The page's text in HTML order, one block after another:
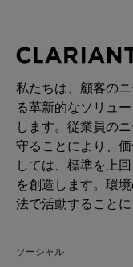
FDA
Performance
maintains
emulsion
enhanced
improved
stability)
Fatty alcohol
用途
Emulsion
Appearance:
pH value:
Solubility:
Density:
Crystallisation
Styrene/
Acrylate
Vinyl
Butadiene/
Dosage level
私たちは、顧客の
る革新的なソリュ
します。従業員の
守ることにより、
しては、標準を上
を創造します。環
法で活動すること
ソーシャル